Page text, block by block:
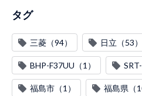
タグ
三菱（94） 日立（53）
BHP-F37UU（1）
福島市（1） 福島県（